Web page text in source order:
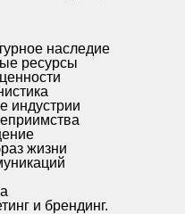
наследие
ресурсы
индустрии
жизни
и брендинг.